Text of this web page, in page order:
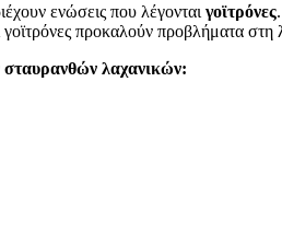
ενώσεις που λέγονται γοϊτρόνες
προκαλούν προβλήματα
λαχανικών: